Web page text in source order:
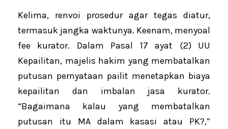
Kelima, renvoi prosedur agar tegas diatur,
termasuk jangka waktunya. Keenam, menyoal
fee kurator. Dalam Pasal 17 ayat (2) UU
Kepailitan, majelis hakim yang membatalkan
putusan pernyataan pailit menetapkan biaya
kepailitan dan imbalan jasa kurator.
“Bagaimana kalau yang membatalkan
putusan itu MA dalam kasasi atau PK?,”